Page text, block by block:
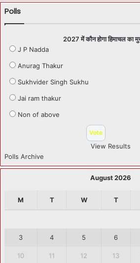
Polls
2027 में कौन होगा हिमाचल का
J P Nadda
Anurag Thakur
Sukhvider Singh Sukhu
Jai ram thakur
Non of above
View Results
Polls Archive
August 2026
M T W T
3 4 5 6
10 11 12 13